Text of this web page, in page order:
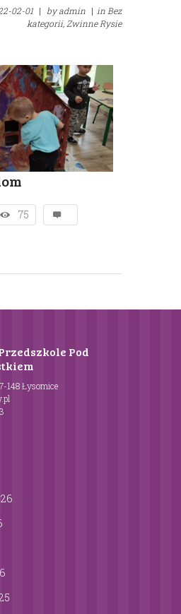
02-01 | byadmin | in Bez
kategorii, Zwinne Rysie
75
Pod
148 Łysomice